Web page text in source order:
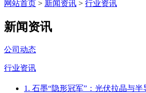
网站首页 > 新闻资讯 > 行业资讯
新闻资讯
公司动态
行业资讯
1. 石墨“隐形冠军”：光伏拉晶与